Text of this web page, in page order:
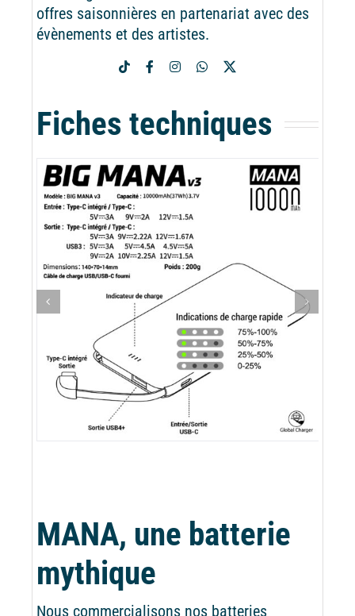
offres saisonnières en partenariat avec des
évènements et des artistes.
Fiches techniques
MANA, une batterie
mythique
Nous commercialisons nos batteries